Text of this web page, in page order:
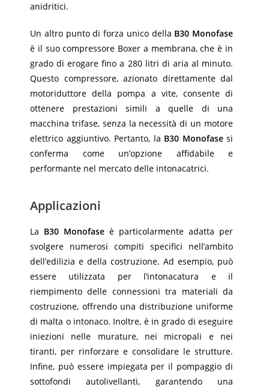
anidritici.
Un altro punto di forza unico della B30 Monofase
è il suo compressore Boxer a membrana, che è in
grado di erogare fino a 280 litri di aria al minuto.
Questo compressore, azionato direttamente dal
motoriduttore della pompa a vite, consente di
ottenere prestazioni simili a quelle di una
macchina trifase, senza la necessità di un motore
elettrico aggiuntivo. Pertanto, la B30 Monofasesi
conferma come un’opzione affidabile e
performante nel mercato delle intonacatrici.
Applicazioni
La B30 Monofase è particolarmente adatta per
svolgere numerosi compiti specifici nell’ambito
dell’edilizia e della costruzione. Ad esempio, può
essere utilizzata per l’intonacatura e il
riempimento delle connessioni tra materiali da
costruzione, offrendo una distribuzione uniforme
di malta o intonaco. Inoltre, è in grado di eseguire
iniezioni nelle murature, nei micropali e nei
tiranti, per rinforzare e consolidare le strutture.
Infine, può essere impiegata per il pompaggio di
sottofondi autolivellanti, garantendo una